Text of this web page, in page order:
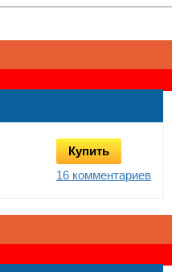
Купить
16 комментариев